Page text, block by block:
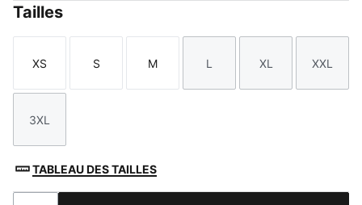
Tailles
Taille
XS
Taille
S
Taille
M
Taille
L
Taille
XL
Taille
XXL
Taille
3XL
TABLEAU DES TAILLES